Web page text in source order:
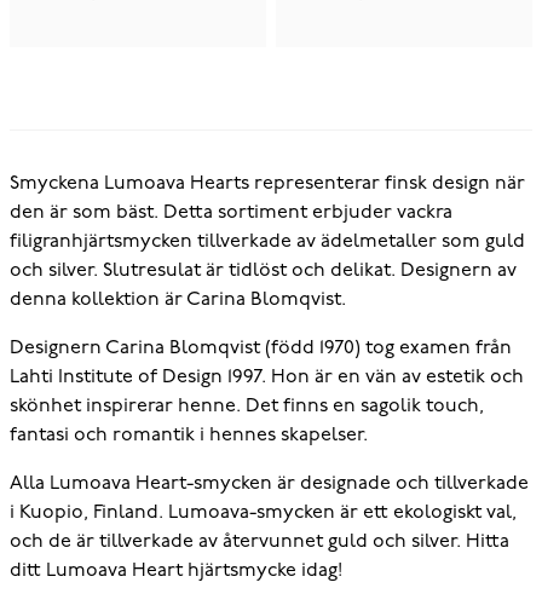
Smyckena Lumoava Hearts representerar finsk design när
den är som bäst. Detta sortiment erbjuder vackra
filigranhjärtsmycken tillverkade av ädelmetaller som guld
och silver. Slutresulat är tidlöst och delikat. Designern av
denna kollektion är Carina Blomqvist.
Designern Carina Blomqvist (född 1970) tog examen från
Lahti Institute of Design 1997. Hon är en vän av estetik och
skönhet inspirerar henne. Det finns en sagolik touch,
fantasi och romantik i hennes skapelser.
Alla Lumoava Heart-smycken är designade och tillverkade
i Kuopio, Finland. Lumoava-smycken är ett ekologiskt val,
och de är tillverkade av återvunnet guld och silver. Hitta
ditt Lumoava Heart hjärtsmycke idag!